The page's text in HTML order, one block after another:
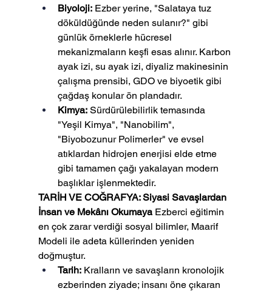
Biyoloji: Ezber yerine, "Salataya tuz
döküldüğünde neden sulanır?" gibi
günlük örneklerle hücresel
mekanizmaların keşfi esas alınır. Karbon
ayak izi, su ayak izi, diyaliz makinesinin
çalışma prensibi, GDO ve biyoetik gibi
çağdaş konular ön plandadır.
Kimya: Sürdürülebilirlik temasında
"Yeşil Kimya", "Nanobilim",
"Biyobozunur Polimerler" ve evsel
atıklardan hidrojen enerjisi elde etme
gibi tamamen çağı yakalayan modern
başlıklar işlenmektedir.
TARİH VE COĞRAFYA: Siyasi Savaşlardan
İnsan ve Mekânı Okumaya Ezberci eğitimin
en çok zarar verdiği sosyal bilimler, Maarif
Modeli ile adeta küllerinden yeniden
doğmuştur.
Tarih: Kralların ve savaşların kronolojik
ezberinden ziyade; insanı öne çıkaran